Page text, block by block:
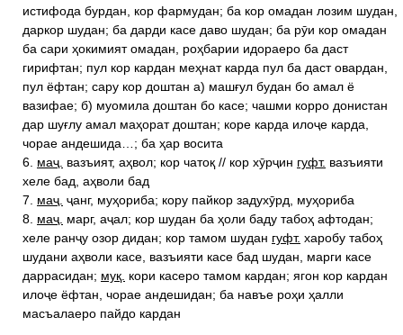
истифода бурдан, кор фармудан; ба кор омадан лозим шудан,
даркор шудан; ба дарди касе даво шудан; ба рӯи кор омадан
ба сари ҳокимият омадан, роҳбарии идораеро ба даст
гирифтан; пул кор кардан меҳнат карда пул ба даст овардан,
пул ёфтан; сару кор доштан а) машғул будан бо амал ё
вазифае; б) муомила доштан бо касе; чашми корро донистан
дар шуғлу амал маҳорат доштан; коре карда илоҷе карда,
чорае андешида…; ба ҳар восита
6. маҷ. вазъият, аҳвол; кор чатоқ // кор хӯрҷин гуфт. вазъияти
хеле бад, аҳволи бад
7. маҷ. ҷанг, муҳориба; кору пайкор задухӯрд, муҳориба
8. маҷ. марг, аҷал; кор шудан ба ҳоли баду табоҳ афтодан;
хеле ранҷу озор дидан; кор тамом шудан гуфт. харобу табоҳ
шудани аҳволи касе, вазъияти касе бад шудан, марги касе
даррасидан; муқ. кори касеро тамом кардан; ягон кор кардан
илоҷе ёфтан, чорае андешидан; ба навъе роҳи ҳалли
масъалаеро пайдо кардан